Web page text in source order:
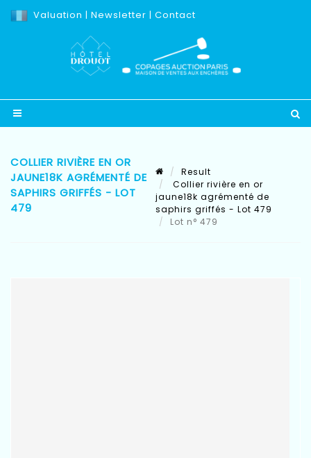
Valuation | Newsletter | Contact
COLLIER RIVIÈRE EN OR
JAUNE18K AGRÉMENTÉ DE
SAPHIRS GRIFFÉS - LOT
479
Result
Collier rivière en or
jaune18k agrémenté de
saphirs griffés - Lot 479
Lot n° 479